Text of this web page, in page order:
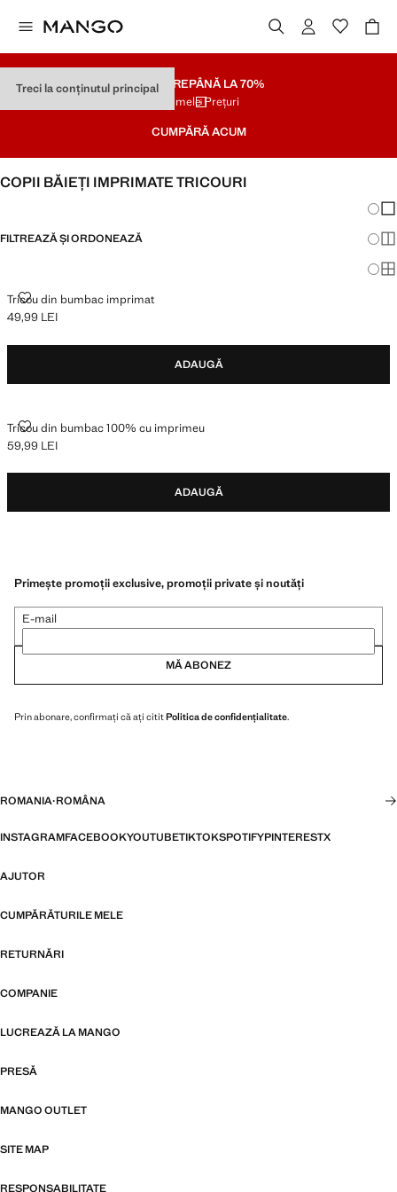
Treci la conținutul principalSOLDAREPÂNĂ LA 70%
Ultimele Prețuri
CUMPĂRĂ ACUM
COPII BĂIEȚI IMPRIMATE TRICOURI
FILTREAZĂ ȘI ORDONEAZĂ
Tricou din bumbac imprimat
TRICOU DIN BUMBAC IMPRIMAT
Preț actual [49,99 LEI ]
49,99 LEI
ADAUGĂ
Tricou din bumbac 100% cu imprimeu
TRICOU DIN BUMBAC 100% CU IMPRIMEU
Preț actual [59,99 LEI ]
59,99 LEI
ADAUGĂ
Primește promoții exclusive, promoții private și noutăți
E-mail
MĂ ABONEZ
Prin abonare, confirmați că ați cititPolitica de confidențialitate.
ROMANIA·ROMÂNA
INSTAGRAMFACEBOOKYOUTUBETIKTOKSPOTIFYPINTERESTX
AJUTOR
CUMPĂRĂTURILE MELE
RETURNĂRI
COMPANIE
LUCREAZĂ LA MANGO
PRESĂ
MANGO OUTLET
SITE MAP
RESPONSABILITATE